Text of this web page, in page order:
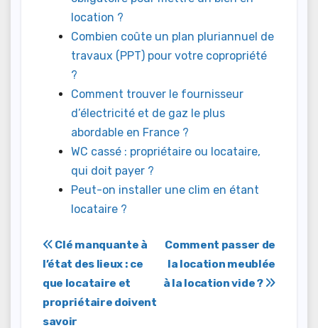
location ?
Combien coûte un plan pluriannuel de
travaux (PPT) pour votre copropriété
?
Comment trouver le fournisseur
d’électricité et de gaz le plus
abordable en France ?
WC cassé : propriétaire ou locataire,
qui doit payer ?
Peut-on installer une clim en étant
locataire ?
Navigation
de
l’article
Comment passer de
la location meublée
à la location vide ?
Clé manquante à
l’état des lieux : ce
que locataire et
propriétaire doivent
savoir